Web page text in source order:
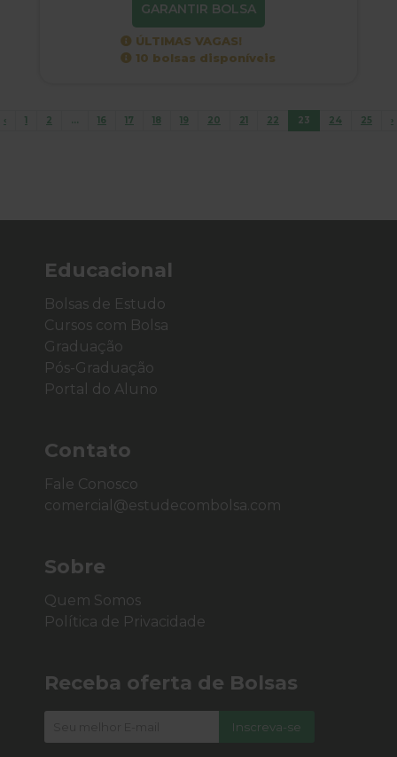
GARANTIR BOLSA
ÚLTIMAS VAGAS!
10 bolsas disponíveis
‹ 1 2 ... 16 17 18 19 20 21 22 23 24 25 ›
Educacional
Bolsas de Estudo
Cursos com Bolsa
Graduação
Pós-Graduação
Portal do Aluno
Contato
Fale Conosco
comercial@estudecombolsa.com
Sobre
Quem Somos
Política de Privacidade
Receba oferta de Bolsas